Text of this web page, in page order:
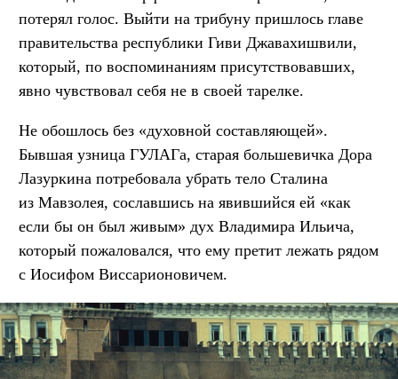
потерял голос. Выйти на трибуну пришлось главе
правительства республики Гиви Джавахишвили,
который, по воспоминаниям присутствовавших,
явно чувствовал себя не в своей тарелке.
Не обошлось без «духовной составляющей».
Бывшая узница ГУЛАГа, старая большевичка Дора
Лазуркина потребовала убрать тело Сталина
из Мавзолея, сославшись на явившийся ей «как
если бы он был живым» дух Владимира Ильича,
который пожаловался, что ему претит лежать рядом
с Иосифом Виссарионовичем.